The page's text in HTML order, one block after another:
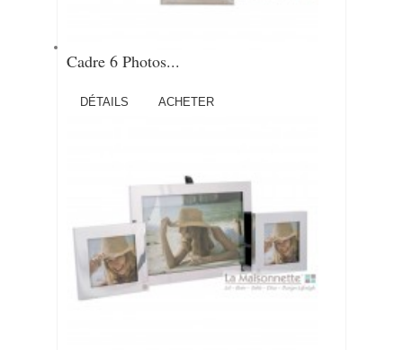
Cadre 6 Photos...
DÉTAILS ACHETER